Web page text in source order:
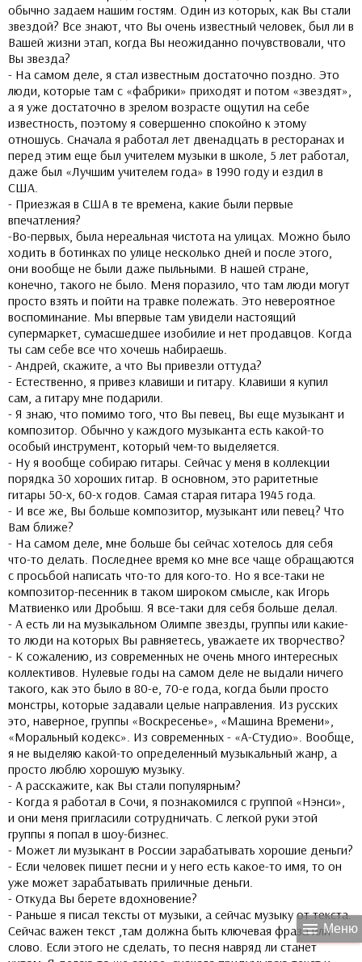
menuМеню
обычно задаем нашим гостям. Один из которых, как Вы стали
звездой? Все знают, что Вы очень известный человек, был ли в
Вашей жизни этап, когда Вы неожиданно почувствовали, что
Вы звезда?
- На самом деле, я стал известным достаточно поздно. Это
люди, которые там с «фабрики» приходят и потом «звездят»,
а я уже достаточно в зрелом возрасте ощутил на себе
известность, поэтому я совершенно спокойно к этому
отношусь. Сначала я работал лет двенадцать в ресторанах и
перед этим еще был учителем музыки в школе, 5 лет работал,
даже был «Лучшим учителем года» в 1990 году и ездил в
США.
- Приезжая в США в те времена, какие были первые
впечатления?
-Во-первых, была нереальная чистота на улицах. Можно было
ходить в ботинках по улице несколько дней и после этого,
они вообще не были даже пыльными. В нашей стране,
конечно, такого не было. Меня поразило, что там люди могут
просто взять и пойти на травке полежать. Это невероятное
воспоминание. Мы впервые там увидели настоящий
супермаркет, сумасшедшее изобилие и нет продавцов. Когда
ты сам себе все что хочешь набираешь.
- Андрей, скажите, а что Вы привезли оттуда?
- Естественно, я привез клавиши и гитару. Клавиши я купил
сам, а гитару мне подарили.
- Я знаю, что помимо того, что Вы певец, Вы еще музыкант и
композитор. Обычно у каждого музыканта есть какой-то
особый инструмент, который чем-то выделяется.
- Ну я вообще собираю гитары. Сейчас у меня в коллекции
порядка 30 хороших гитар. В основном, это раритетные
гитары 50-х, 60-х годов. Самая старая гитара 1945 года.
- И все же, Вы больше композитор, музыкант или певец? Что
Вам ближе?
- На самом деле, мне больше бы сейчас хотелось для себя
что-то делать. Последнее время ко мне все чаще обращаются
с просьбой написать что-то для кого-то. Но я все-таки не
композитор-песенник в таком широком смысле, как Игорь
Матвиенко или Дробыш. Я все-таки для себя больше делал.
- А есть ли на музыкальном Олимпе звезды, группы или какие-
то люди на которых Вы равняетесь, уважаете их творчество?
- К сожалению, из современных не очень много интересных
коллективов. Нулевые годы на самом деле не выдали ничего
такого, как это было в 80-е, 70-е года, когда были просто
монстры, которые задавали целые направления. Из русских
это, наверное, группы «Воскресенье», «Машина Времени»,
«Моральный кодекс». Из современных - «А-Студио». Вообще,
я не выделяю какой-то определенный музыкальный жанр, а
просто люблю хорошую музыку.
- А расскажите, как Вы стали популярным?
- Когда я работал в Сочи, я познакомился с группой «Нэнси»,
и они меня пригласили сотрудничать. С легкой руки этой
группы я попал в шоу-бизнес.
- Может ли музыкант в России зарабатывать хорошие деньги?
- Если человек пишет песни и у него есть какое-то имя, то он
уже может зарабатывать приличные деньги.
- Откуда Вы берете вдохновение?
- Раньше я писал тексты от музыки, а сейчас музыку от текста.
Сейчас важен текст ,там должна быть ключевая фраза или
слово. Если этого не сделать, то песня навряд ли станет